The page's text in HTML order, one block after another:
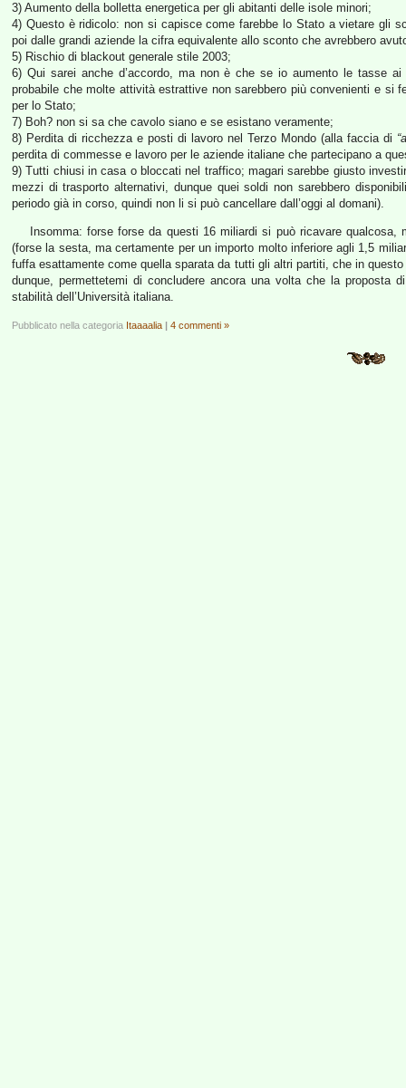
3) Aumento della bolletta energetica per gli abitanti delle isole minori;
4) Questo è ridicolo: non si capisce come farebbe lo Stato a vietare gli
poi dalle grandi aziende la cifra equivalente allo sconto che avrebbero
5) Rischio di blackout generale stile 2003;
6) Qui sarei anche d’accordo, ma non è che se io aumento le tasse
probabile che molte attività estrattive non sarebbero più convenienti e si
per lo Stato;
7) Boh? non si sa che cavolo siano e se esistano veramente;
8) Perdita di ricchezza e posti di lavoro nel Terzo Mondo (alla faccia di
perdita di commesse e lavoro per le aziende italiane che partecipano a
9) Tutti chiusi in casa o bloccati nel traffico; magari sarebbe giusto
mezzi di trasporto alternativi, dunque quei soldi non sarebbero
periodo già in corso, quindi non li si può cancellare dall’oggi al domani).
Insomma: forse forse da questi 16 miliardi si può ricavare
(forse la sesta, ma certamente per un importo molto inferiore agli 1,5
fuffa esattamente come quella sparata da tutti gli altri partiti, che in
dunque, permettetemi di concludere ancora una volta che la proposta
stabilità dell’Università italiana.
Pubblicato nella categoria Itaaaalia | 4 commenti »